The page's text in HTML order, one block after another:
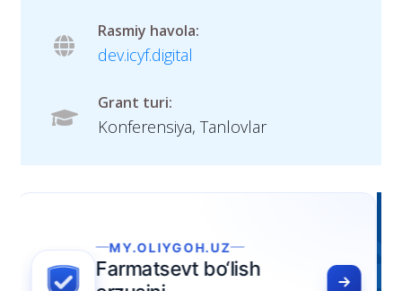
Rasmiy havola:
dev.icyf.digital
Grant turi:
Konferensiya, Tanlovlar